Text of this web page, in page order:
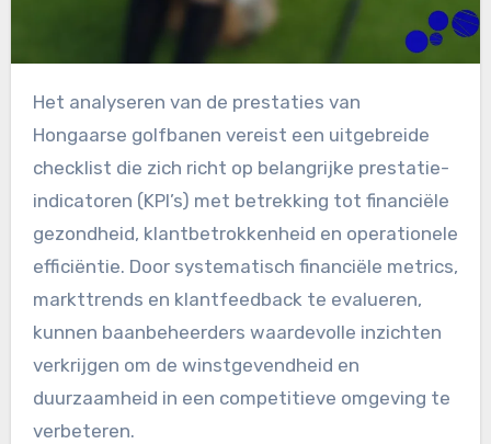
Het analyseren van de prestaties van
Hongaarse golfbanen vereist een uitgebreide
checklist die zich richt op belangrijke prestatie-
indicatoren (KPI’s) met betrekking tot financiële
gezondheid, klantbetrokkenheid en operationele
efficiëntie. Door systematisch financiële metrics,
markttrends en klantfeedback te evalueren,
kunnen baanbeheerders waardevolle inzichten
verkrijgen om de winstgevendheid en
duurzaamheid in een competitieve omgeving te
verbeteren.